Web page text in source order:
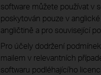
software můžete používat v
poskytován pouze v
angličtině a pro související
Pro účely dodržení
mailem v relevantních
softwaru podléhajícího